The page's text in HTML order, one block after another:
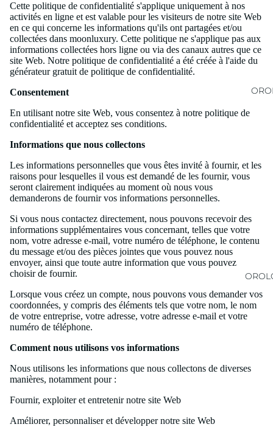
Cette politique de confidentialité s'applique uniquement à nos
activités en ligne et est valable pour les visiteurs de notre site Web
en ce qui concerne les informations qu'ils ont partagées et/ou
collectées dans moonluxury. Cette politique ne s'applique pas aux
informations collectées hors ligne ou via des canaux autres que ce
site Web. Notre politique de confidentialité a été créée à l'aide du
générateur gratuit de politique de confidentialité.
Consentement
En utilisant notre site Web, vous consentez à notre politique de
confidentialité et acceptez ses conditions.
Informations que nous collectons
Les informations personnelles que vous êtes invité à fournir, et les
raisons pour lesquelles il vous est demandé de les fournir, vous
seront clairement indiquées au moment où nous vous
demanderons de fournir vos informations personnelles.
Si vous nous contactez directement, nous pouvons recevoir des
informations supplémentaires vous concernant, telles que votre
nom, votre adresse e-mail, votre numéro de téléphone, le contenu
du message et/ou des pièces jointes que vous pouvez nous
envoyer, ainsi que toute autre information que vous pouvez
choisir de fournir.
Lorsque vous créez un compte, nous pouvons vous demander vos
coordonnées, y compris des éléments tels que votre nom, le nom
de votre entreprise, votre adresse, votre adresse e-mail et votre
numéro de téléphone.
Comment nous utilisons vos informations
Nous utilisons les informations que nous collectons de diverses
manières, notamment pour :
Fournir, exploiter et entretenir notre site Web
Améliorer, personnaliser et développer notre site Web